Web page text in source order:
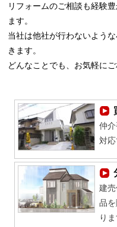
リフォームのご相談も経験
ます。
当社は他社が行わないよう
きます。
どんなことでも、お気軽に
仲
対
建
品
り